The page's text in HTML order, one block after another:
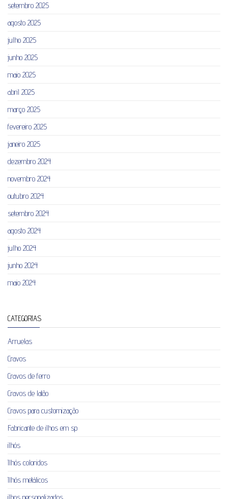
setembro 2025
agosto 2025
julho 2025
junho 2025
maio 2025
abril 2025
março 2025
fevereiro 2025
janeiro 2025
dezembro 2024
novembro 2024
outubro 2024
setembro 2024
agosto 2024
julho 2024
junho 2024
maio 2024
CATEGORIAS
Arruelas
Cravos
Cravos de ferro
Cravos de latão
Cravos para customização
Fabricante de ilhos em sp
ilhós
Ilhós coloridos
Ilhós metálicos